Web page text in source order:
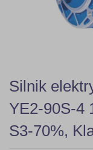
Skip
to
the
beginning
of
the
Silnik
YE2-90S-4
S3-70%,